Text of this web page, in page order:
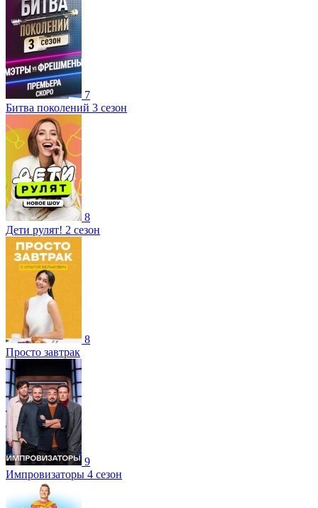
7
Битва поколений 3 сезон
8
Дети рулят! 2 сезон
8
Просто завтрак
9
Импровизаторы 4 сезон